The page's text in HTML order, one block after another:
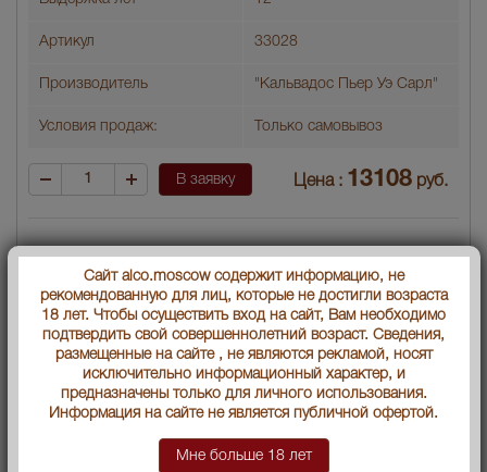
Артикул 33028
Производитель "Кальвадос Пьер Уэ Сарл"
Условия продаж: Только самовывоз
В заявку Цена : 13108 руб.
Сайт alco.moscow содержит информацию, не
рекомендованную для лиц, которые не достигли возраста
18 лет. Чтобы осуществить вход на сайт, Вам необходимо
подтвердить свой совершеннолетний возраст. Сведения,
размещенные на сайте , не являются рекламой, носят
исключительно информационный характер, и
предназначены только для личного использования.
Информация на сайте не является публичной офертой.
Мне больше 18 лет